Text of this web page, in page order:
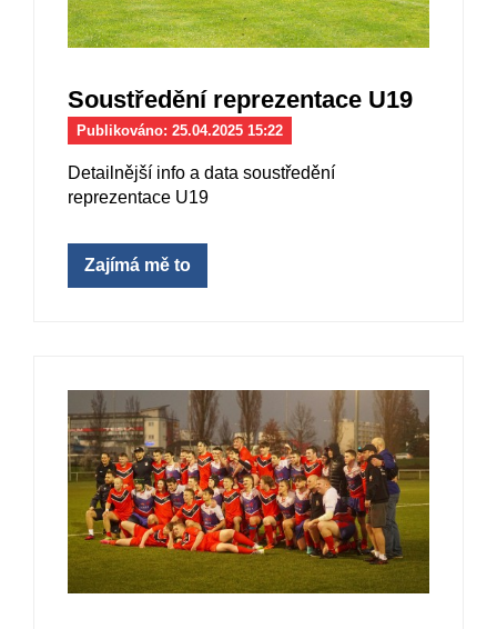
Soustředění reprezentace U19
Publikováno: 25.04.2025 15:22
Detailnější info a data soustředění
reprezentace U19
Zajímá mě to